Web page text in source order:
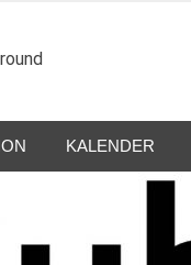
KALENDER